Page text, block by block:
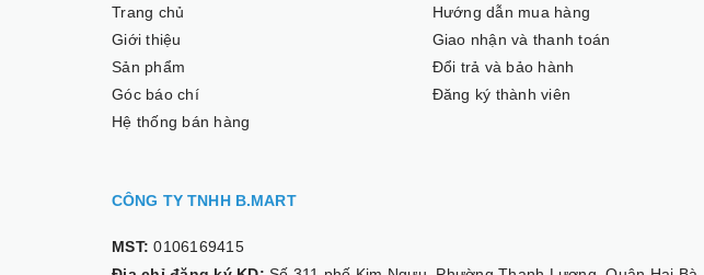
Trang chủ
Giới thiệu
Sản phẩm
Góc báo chí
Hệ thống bán hàng
Hướng dẫn mua hàng
Giao nhận và thanh toán
Đổi trả và bảo hành
Đăng ký thành viên
CÔNG TY TNHH B.MART
MST:0106169415